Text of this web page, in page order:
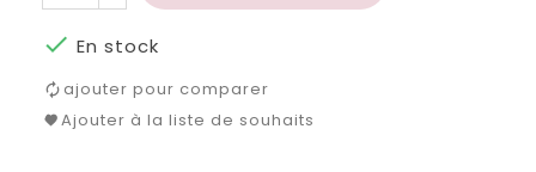
 En stock
ajouter pour comparer
Ajouter à la liste de souhaits